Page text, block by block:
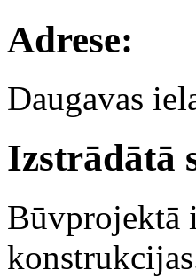
Adrese:
Daugavas
Izstrādātā
Būvprojektā